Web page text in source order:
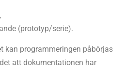
(prototyp/serie).
kan programmeringen påbörjas
att dokumentationen har